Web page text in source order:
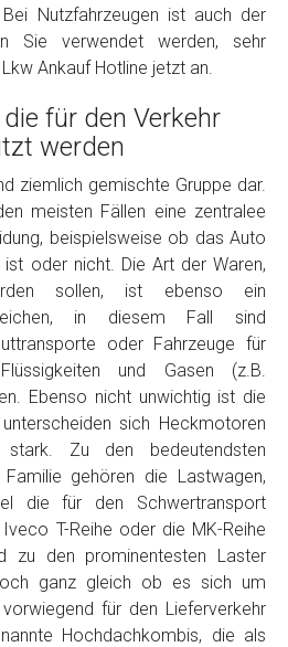
Nutzfahrzeugen ist auch der
Sie verwendet werden, sehr
Ankauf Hotline jetzt an.
für den Verkehr
werden
ziemlich gemischte Gruppe dar.
meisten Fällen eine zentralee
beispielsweise ob das Auto
oder nicht. Die Art der Waren,
sollen, ist ebenso ein
in diesem Fall sind
oder Fahrzeuge für
und Gasen (z.B.
Ebenso nicht unwichtig ist die
sich Heckmotoren
stark. Zu den bedeutendsten
gehören die Lastwagen,
die für den Schwertransport
T-Reihe oder die MK-Reihe
zu den prominentesten Laster
ganz gleich ob es sich um
für den Lieferverkehr
Hochdachkombis, die als